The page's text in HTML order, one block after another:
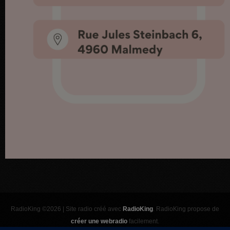
RadioKing ©2026 | Site radio créé avec RadioKing. RadioKing propose de
créer une webradio facilement.